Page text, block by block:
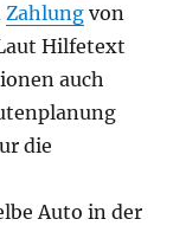
Zahlung von
Hilfetext
auch
die
Auto in der